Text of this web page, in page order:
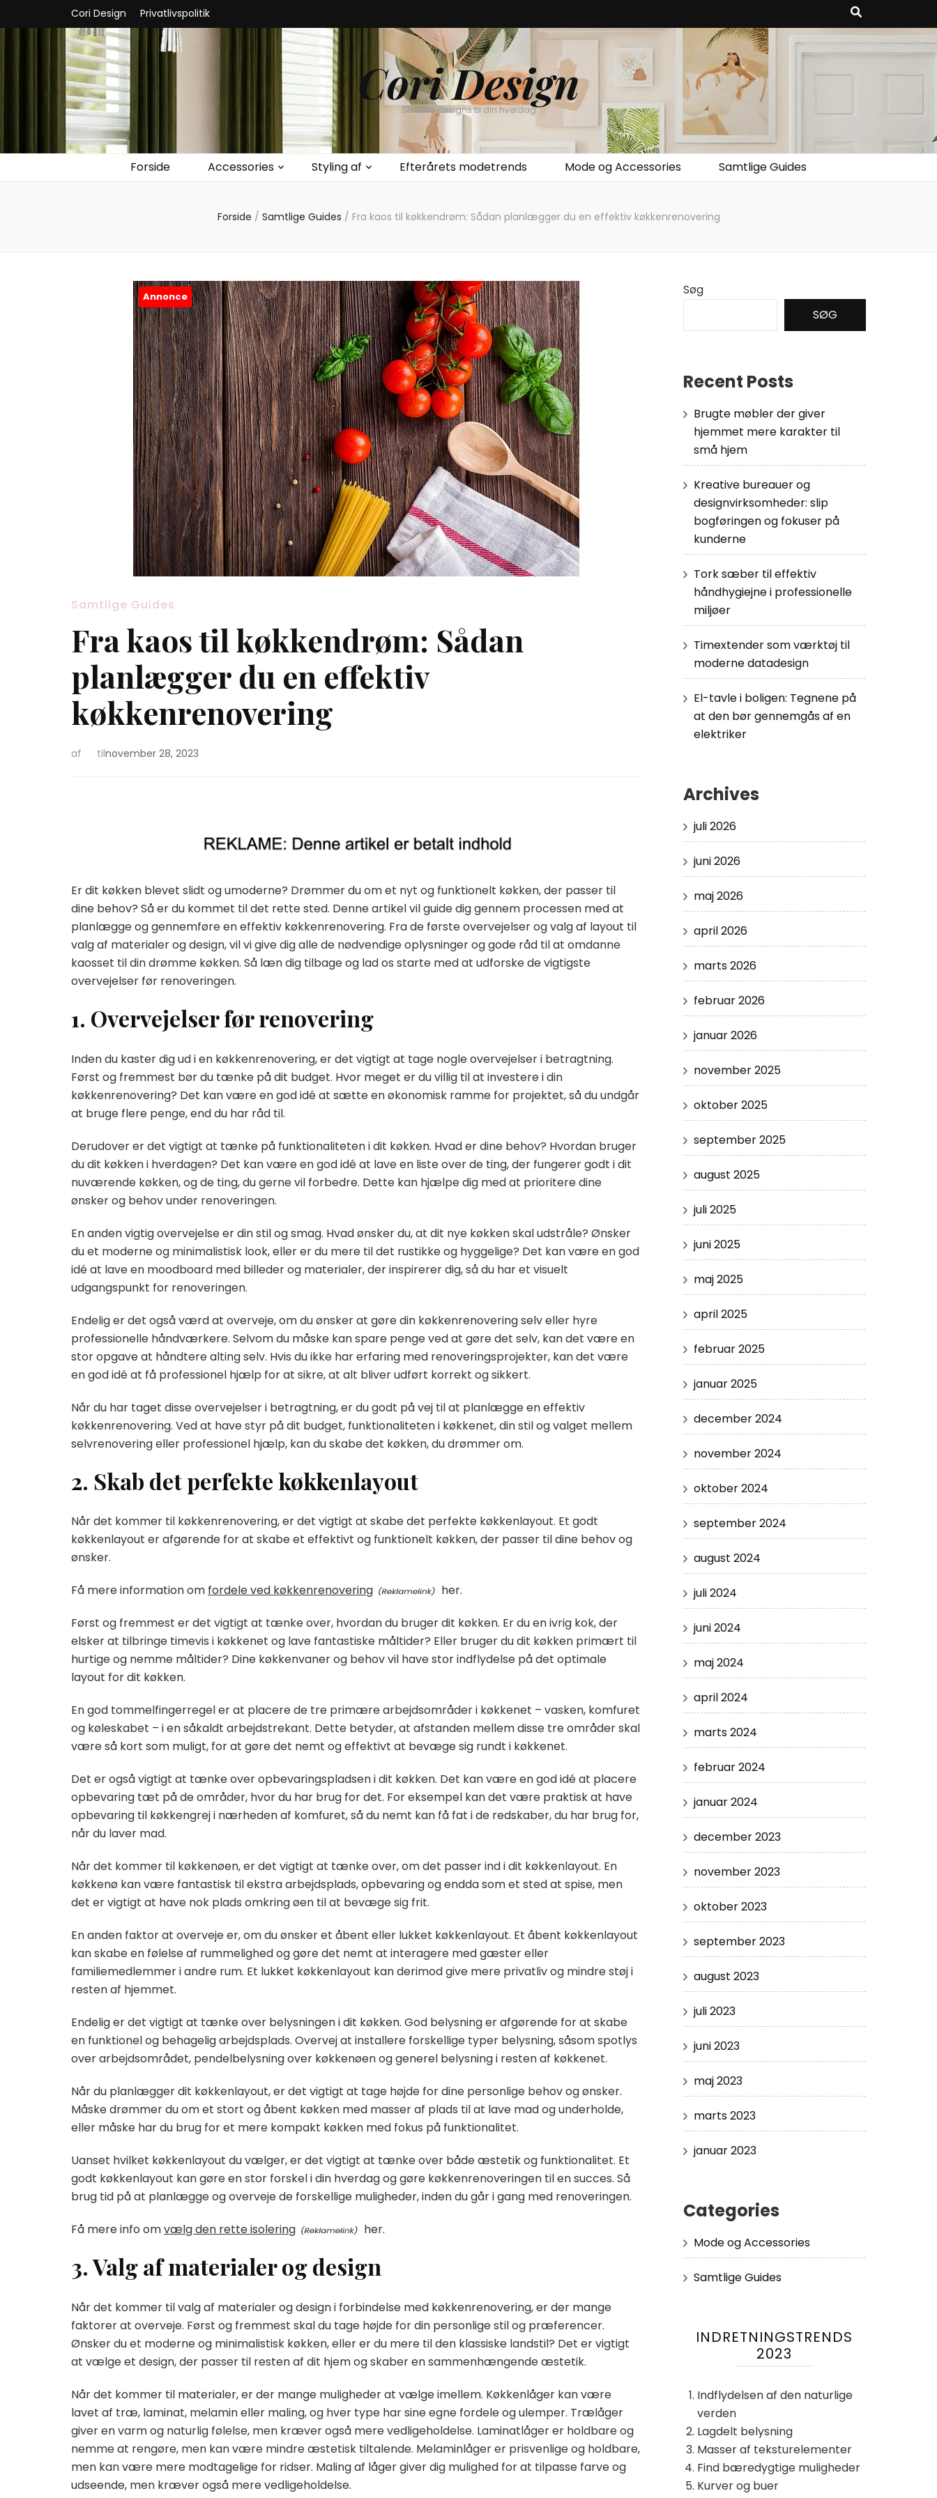
Cori Design Privatlivspolitik
Cori Design
Smukke designs til din hverdag
Forside Accessories Styling af Efterårets modetrends Mode og Accessories Samtlige Guides
Forside / Samtlige Guides / Fra kaos til køkkendrøm: Sådan planlægger du en effektiv køkkenrenovering
Annonce
Samtlige Guides
Fra kaos til køkkendrøm: Sådan
planlægger du en effektiv
køkkenrenovering
af tilnovember 28, 2023
Er dit køkken blevet slidt og umoderne? Drømmer du om et nyt og funktionelt køkken, der passer til
dine behov? Så er du kommet til det rette sted. Denne artikel vil guide dig gennem processen med at
planlægge og gennemføre en effektiv køkkenrenovering. Fra de første overvejelser og valg af layout til
valg af materialer og design, vil vi give dig alle de nødvendige oplysninger og gode råd til at omdanne
kaosset til din drømme køkken. Så læn dig tilbage og lad os starte med at udforske de vigtigste
overvejelser før renoveringen.
1. Overvejelser før renovering
Inden du kaster dig ud i en køkkenrenovering, er det vigtigt at tage nogle overvejelser i betragtning.
Først og fremmest bør du tænke på dit budget. Hvor meget er du villig til at investere i din
køkkenrenovering? Det kan være en god idé at sætte en økonomisk ramme for projektet, så du undgår
at bruge flere penge, end du har råd til.
Derudover er det vigtigt at tænke på funktionaliteten i dit køkken. Hvad er dine behov? Hvordan bruger
du dit køkken i hverdagen? Det kan være en god idé at lave en liste over de ting, der fungerer godt i dit
nuværende køkken, og de ting, du gerne vil forbedre. Dette kan hjælpe dig med at prioritere dine
ønsker og behov under renoveringen.
En anden vigtig overvejelse er din stil og smag. Hvad ønsker du, at dit nye køkken skal udstråle? Ønsker
du et moderne og minimalistisk look, eller er du mere til det rustikke og hyggelige? Det kan være en god
idé at lave en moodboard med billeder og materialer, der inspirerer dig, så du har et visuelt
udgangspunkt for renoveringen.
Endelig er det også værd at overveje, om du ønsker at gøre din køkkenrenovering selv eller hyre
professionelle håndværkere. Selvom du måske kan spare penge ved at gøre det selv, kan det være en
stor opgave at håndtere alting selv. Hvis du ikke har erfaring med renoveringsprojekter, kan det være
en god idé at få professionel hjælp for at sikre, at alt bliver udført korrekt og sikkert.
Når du har taget disse overvejelser i betragtning, er du godt på vej til at planlægge en effektiv
køkkenrenovering. Ved at have styr på dit budget, funktionaliteten i køkkenet, din stil og valget mellem
selvrenovering eller professionel hjælp, kan du skabe det køkken, du drømmer om.
2. Skab det perfekte køkkenlayout
Når det kommer til køkkenrenovering, er det vigtigt at skabe det perfekte køkkenlayout. Et godt
køkkenlayout er afgørende for at skabe et effektivt og funktionelt køkken, der passer til dine behov og
ønsker.
Få mere information om fordele ved køkkenrenovering her.
Først og fremmest er det vigtigt at tænke over, hvordan du bruger dit køkken. Er du en ivrig kok, der
elsker at tilbringe timevis i køkkenet og lave fantastiske måltider? Eller bruger du dit køkken primært til
hurtige og nemme måltider? Dine køkkenvaner og behov vil have stor indflydelse på det optimale
layout for dit køkken.
En god tommelfingerregel er at placere de tre primære arbejdsområder i køkkenet – vasken, komfuret
og køleskabet – i en såkaldt arbejdstrekant. Dette betyder, at afstanden mellem disse tre områder skal
være så kort som muligt, for at gøre det nemt og effektivt at bevæge sig rundt i køkkenet.
Det er også vigtigt at tænke over opbevaringspladsen i dit køkken. Det kan være en god idé at placere
opbevaring tæt på de områder, hvor du har brug for det. For eksempel kan det være praktisk at have
opbevaring til køkkengrej i nærheden af komfuret, så du nemt kan få fat i de redskaber, du har brug for,
når du laver mad.
Når det kommer til køkkenøen, er det vigtigt at tænke over, om det passer ind i dit køkkenlayout. En
køkkenø kan være fantastisk til ekstra arbejdsplads, opbevaring og endda som et sted at spise, men
det er vigtigt at have nok plads omkring øen til at bevæge sig frit.
En anden faktor at overveje er, om du ønsker et åbent eller lukket køkkenlayout. Et åbent køkkenlayout
kan skabe en følelse af rummelighed og gøre det nemt at interagere med gæster eller
familiemedlemmer i andre rum. Et lukket køkkenlayout kan derimod give mere privatliv og mindre støj i
resten af hjemmet.
Endelig er det vigtigt at tænke over belysningen i dit køkken. God belysning er afgørende for at skabe
en funktionel og behagelig arbejdsplads. Overvej at installere forskellige typer belysning, såsom spotlys
over arbejdsområdet, pendelbelysning over køkkenøen og generel belysning i resten af køkkenet.
Når du planlægger dit køkkenlayout, er det vigtigt at tage højde for dine personlige behov og ønsker.
Måske drømmer du om et stort og åbent køkken med masser af plads til at lave mad og underholde,
eller måske har du brug for et mere kompakt køkken med fokus på funktionalitet.
Uanset hvilket køkkenlayout du vælger, er det vigtigt at tænke over både æstetik og funktionalitet. Et
godt køkkenlayout kan gøre en stor forskel i din hverdag og gøre køkkenrenoveringen til en succes. Så
brug tid på at planlægge og overveje de forskellige muligheder, inden du går i gang med renoveringen.
Få mere info omvælg den rette isolering her.
3. Valg af materialer og design
Når det kommer til valg af materialer og design i forbindelse med køkkenrenovering, er der mange
faktorer at overveje. Først og fremmest skal du tage højde for din personlige stil og præferencer.
Ønsker du et moderne og minimalistisk køkken, eller er du mere til den klassiske landstil? Det er vigtigt
at vælge et design, der passer til resten af dit hjem og skaber en sammenhængende æstetik.
Når det kommer til materialer, er der mange muligheder at vælge imellem. Køkkenlåger kan være
lavet af træ, laminat, melamin eller maling, og hver type har sine egne fordele og ulemper. Trælåger
giver en varm og naturlig følelse, men kræver også mere vedligeholdelse. Laminatlåger er holdbare og
nemme at rengøre, men kan være mindre æstetisk tiltalende. Melaminlåger er prisvenlige og holdbare,
men kan være mere modtagelige for ridser. Maling af låger giver dig mulighed for at tilpasse farve og
udseende, men kræver også mere vedligeholdelse.
Søg
SØG
Recent Posts
Brugte møbler der giver
hjemmet mere karakter til
små hjem
Kreative bureauer og
designvirksomheder: slip
bogføringen og fokuser på
kunderne
Tork sæber til effektiv
håndhygiejne i professionelle
miljøer
Timextender som værktøj til
moderne datadesign
El-tavle i boligen: Tegnene på
at den bør gennemgås af en
elektriker
Archives
juli 2026
juni 2026
maj 2026
april 2026
marts 2026
februar 2026
januar 2026
november 2025
oktober 2025
september 2025
august 2025
juli 2025
juni 2025
maj 2025
april 2025
februar 2025
januar 2025
december 2024
november 2024
oktober 2024
september 2024
august 2024
juli 2024
juni 2024
maj 2024
april 2024
marts 2024
februar 2024
januar 2024
december 2023
november 2023
oktober 2023
september 2023
august 2023
juli 2023
juni 2023
maj 2023
marts 2023
januar 2023
Categories
Mode og Accessories
Samtlige Guides
INDRETNINGSTRENDS
2023
Indflydelsen af ​​den naturlige
verden
Lagdelt belysning
Masser af teksturelementer
Find bæredygtige muligheder
Kurver og buer